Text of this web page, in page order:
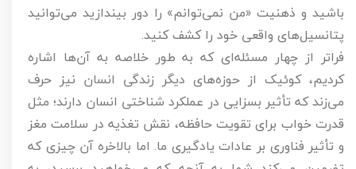
باشید و ذهنیت «من نمی‌توانم» را دور بیندازید می‌توانید
پتانسیل‌های واقعی خود را کشف کنید.
فراتر از چهار مسئله‌ای که به طور خلاصه به آن‌ها اشاره
کردیم، کوئیک از حوزه‌های دیگر زندگی انسان نیز حرف
می‌زند که تأثیر بسزایی در عملکرد شناختی انسان دارند؛ مثل
قدرت خواب برای تقویت حافظه، نقش تغذیه در سلامت مغز
و تأثیر فناوری بر عادات یادگیری ما. اما بالاخره آن چیزی که